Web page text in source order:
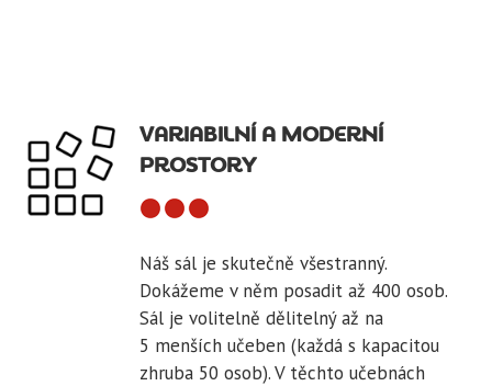
VARIABILNÍ A MODERNÍ
PROSTORY
Náš sál je skutečně všestranný.
Dokážeme v něm posadit až 400 osob.
Sál je volitelně dělitelný až na
5 menších učeben (každá s kapacitou
zhruba 50 osob). V těchto učebnách